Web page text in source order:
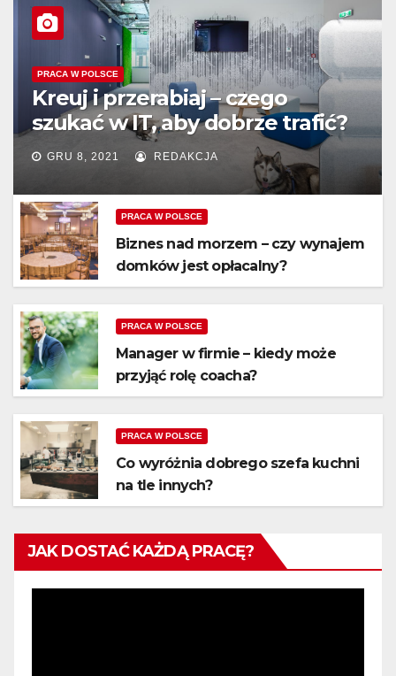
PRACA W POLSCE
Kreuj i przerabiaj – czego
szukać w IT, aby dobrze trafić?
GRU 8, 2021 REDAKCJA
PRACA W POLSCE
Biznes nad morzem – czy wynajem
domków jest opłacalny?
PRACA W POLSCE
Manager w firmie – kiedy może
przyjąć rolę coacha?
PRACA W POLSCE
Co wyróżnia dobrego szefa kuchni
na tle innych?
JAK DOSTAĆ KAŻDĄ PRACĘ?